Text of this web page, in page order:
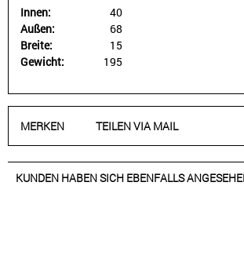
Innen:
40
Außen:
68
Breite:
15
Gewicht:
195
MERKEN TEILEN VIA MAIL
KUNDEN HABEN SICH EBENFALLS